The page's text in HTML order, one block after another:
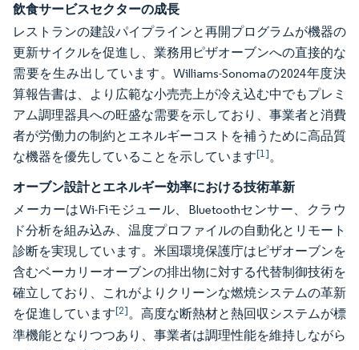
飲食サービスセクターの成長
レストランの建設パイプラインと再開プログラムが機器の
更新サイクルを促進し、業務用ピザオーブンへの直接的な
需要を生み出しています。Williams-Sonomaの2024年度決
算報告書は、より広範な小売売上が冷え込む中でもプレミ
アム調理器具への旺盛な需要を示しており、事業者と消費
者が労働力の制約とエネルギーコストを補うために高品質
な機器を優先していることを示しています[1]。
オーブン設計とエネルギー効率における技術革新
メーカーはWi-Fiモジュール、Bluetoothセンサー、クラウ
ド分析を組み込み、温度プロファイルの自動化とリモート
診断を実現しています。米国環境保護庁はピザオーブンを
含むベーカリーオーブンの排出物に対する代替制御技術を
確立しており、これがよりクリーンな燃焼システムの革新
を促進しています[2]。高度な断熱材と熱回収システムが標
準機能となりつつあり、事業者は調理性能を維持しながら